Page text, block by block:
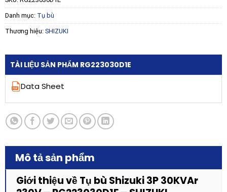
Danh mục: Tụ bù
Thương hiệu: SHIZUKI
TÀI LIỆU SẢN PHẨM RG223030D1E
Data Sheet
Mô tả sản phẩm
Giới thiệu về Tụ bù Shizuki 3P 30KVAr